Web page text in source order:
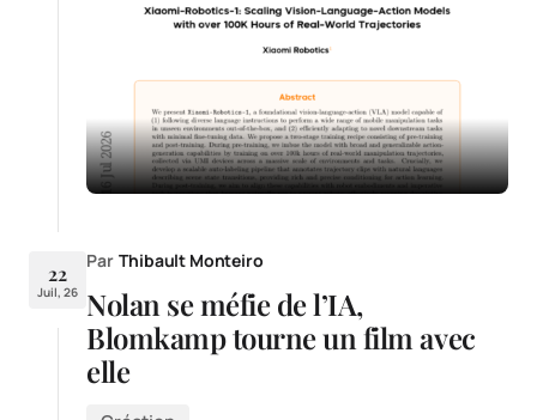
22
Juil, 26
Par Thibault Monteiro
Nolan se méfie de l’IA,
Blomkamp tourne un film avec
elle